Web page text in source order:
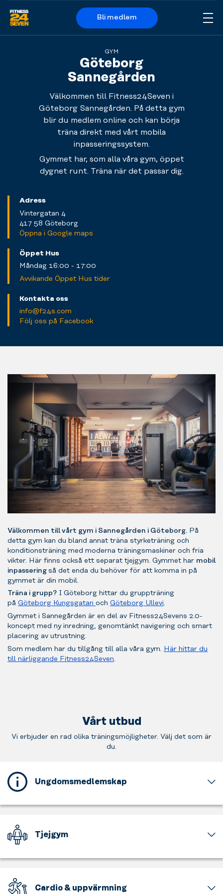
Logo
Bli medlem
GYM
Göteborg
Sannegården
Välkommen till Fitness24Seven i
Göteborg Sannegården. På detta gym
blir du medlem online och kan börja
träna direkt med vårt mobila
inpasseringssystem.
Gymmet har, som alla våra gym, öppet
dygnet runt. Träna när det passar dig.
Adress
Vintergatan 4
417 58 Göteborg
Öppna i Google maps
Öppet Hus
Måndag 16:00 - 17:00
Avvikande Öppet Hus tider
Kontakta oss
info@f24s.com
Följ oss på Facebook
Välkommen till vårt gym i Sannegården i Göteborg. På
detta gym kan du bland annat träna styrketräning och
konditionsträning med moderna träningsmaskiner och fria
vikter. Här finns också ett separat tjejgym. Gymmet har mobil
inpassering så det enda du behöver för att komma in på
gymmet är din mobil.
Träna i grupp? I Göteborg hittar du gruppträning
på Göteborg Kungsgatan och Göteborg Ullevi.
Gymmet i Sannegården är en del av Fitness24Sevens 2.0-
koncept med ny inredning, genomtänkt navigering och smart
placering av utrustning.
Som medlem har du tillgång till alla våra gym. Här hittar du
till närliggande Fitness24Seven.
Vårt utbud
Vi erbjuder en rad olika träningsmöjligheter. Välj det som är
du.
Ungdomsmedlemskap
gym
ett
ungdomsmedlemskap
dig
är
mellan
Tjejgym
del
gymmet
är
Cardio & uppvärmning